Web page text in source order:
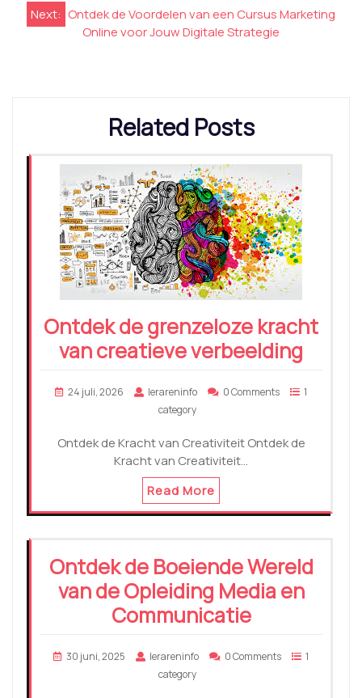
Next: Ontdek de Voordelen van een Cursus Marketing
Online voor Jouw Digitale Strategie
Related Posts
Ontdek de grenzeloze kracht
van creatieve verbeelding
24 juli, 2026 lerareninfo 0 Comments
1
category
Ontdek de Kracht van Creativiteit Ontdek de
Kracht van Creativiteit…
Read More
Ontdek de Boeiende Wereld
van de Opleiding Media en
Communicatie
30 juni, 2025 lerareninfo 0 Comments
1
category